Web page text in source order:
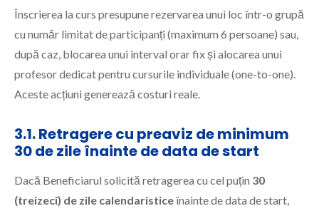
Înscrierea la curs presupune rezervarea unui loc într-o grupă
cu număr limitat de participanți (maximum 6 persoane) sau,
după caz, blocarea unui interval orar fix și alocarea unui
profesor dedicat pentru cursurile individuale (one-to-one).
Aceste acțiuni generează costuri reale.
3.1. Retragere cu preaviz de minimum
30 de zile înainte de data de start
Dacă Beneficiarul solicită retragerea cu cel puțin 30
(treizeci) de zile calendaristiceînainte de data de start,